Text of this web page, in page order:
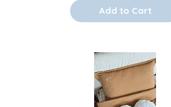
Add to Cart